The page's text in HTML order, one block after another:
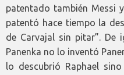
patentado también Messi
patentó hace tiempo la
de Carvajal sin pitar”.
Panenka no lo inventó
lo descubrió Raphael